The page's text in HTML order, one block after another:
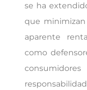
se ha
que minimizan
aparente
como